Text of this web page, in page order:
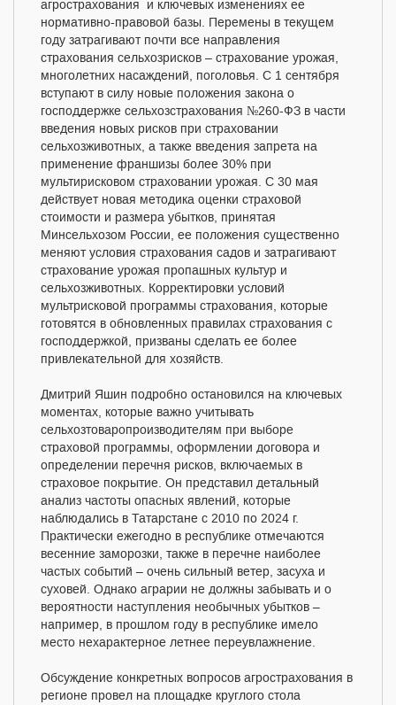
агрострахования и ключевых изменениях ее
нормативно-правовой базы. Перемены в текущем
году затрагивают почти все направления
страхования сельхозрисков – страхование урожая,
многолетних насаждений, поголовья. С 1 сентября
вступают в силу новые положения закона о
господдержке сельхозстрахования №260-ФЗ в части
введения новых рисков при страховании
сельхозживотных, а также введения запрета на
применение франшизы более 30% при
мультирисковом страховании урожая. С 30 мая
действует новая методика оценки страховой
стоимости и размера убытков, принятая
Минсельхозом России, ее положения существенно
меняют условия страхования садов и затрагивают
страхование урожая пропашных культур и
сельхозживотных. Корректировки условий
мультрисковой программы страхования, которые
готовятся в обновленных правилах страхования с
господдержкой, призваны сделать ее более
привлекательной для хозяйств.
Дмитрий Яшин подробно остановился на ключевых
моментах, которые важно учитывать
сельхозтоваропроизводителям при выборе
страховой программы, оформлении договора и
определении перечня рисков, включаемых в
страховое покрытие. Он представил детальный
анализ частоты опасных явлений, которые
наблюдались в Татарстане с 2010 по 2024 г.
Практически ежегодно в республике отмечаются
весенние заморозки, также в перечне наиболее
частых событий – очень сильный ветер, засуха и
суховей. Однако аграрии не должны забывать и о
вероятности наступления необычных убытков –
например, в прошлом году в республике имело
место нехарактерное летнее переувлажнение.
Обсуждение конкретных вопросов агрострахования в
регионе провел на площадке круглого стола